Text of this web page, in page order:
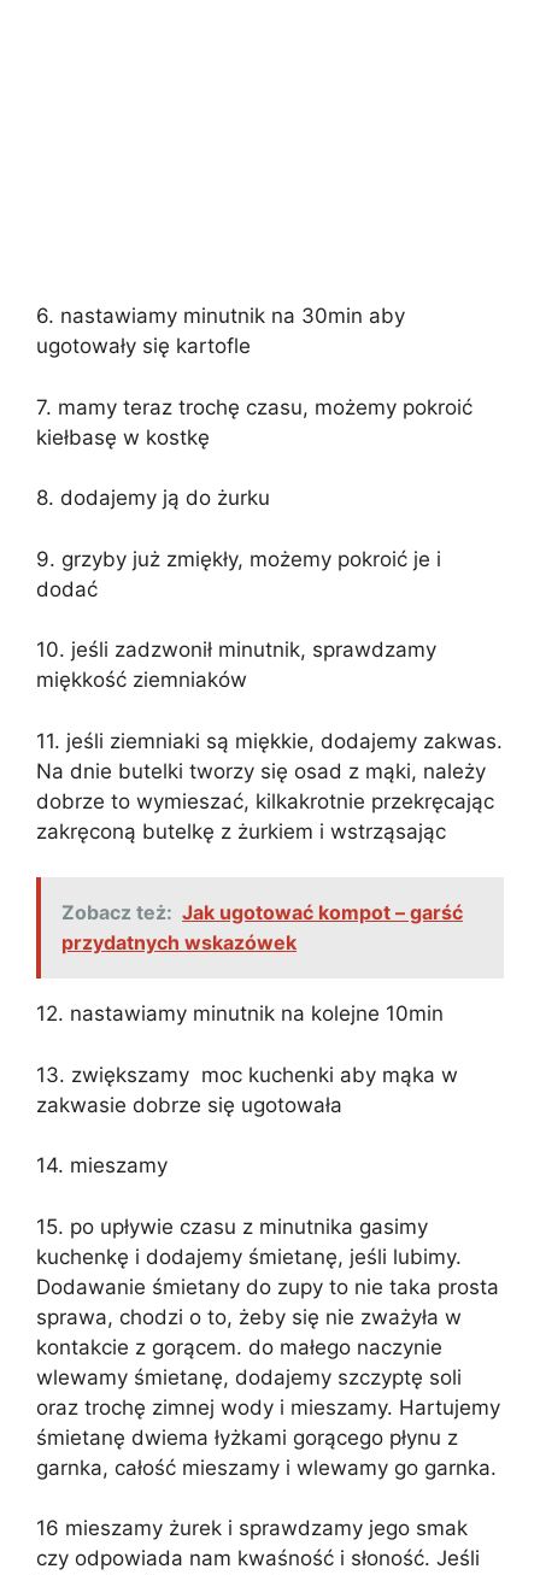
6. nastawiamy minutnik na 30min aby
ugotowały się kartofle
7. mamy teraz trochę czasu, możemy pokroić
kiełbasę w kostkę
8. dodajemy ją do żurku
9. grzyby już zmiękły, możemy pokroić je i
dodać
10. jeśli zadzwonił minutnik, sprawdzamy
miękkość ziemniaków
11. jeśli ziemniaki są miękkie, dodajemy zakwas.
Na dnie butelki tworzy się osad z mąki, należy
dobrze to wymieszać, kilkakrotnie przekręcając
zakręconą butelkę z żurkiem i wstrząsając
Zobacz też: Jak ugotować kompot – garść
przydatnych wskazówek
12. nastawiamy minutnik na kolejne 10min
13. zwiększamy moc kuchenki aby mąka w
zakwasie dobrze się ugotowała
14. mieszamy
15. po upływie czasu z minutnika gasimy
kuchenkę i dodajemy śmietanę, jeśli lubimy.
Dodawanie śmietany do zupy to nie taka prosta
sprawa, chodzi o to, żeby się nie zważyła w
kontakcie z gorącem. do małego naczynie
wlewamy śmietanę, dodajemy szczyptę soli
oraz trochę zimnej wody i mieszamy. Hartujemy
śmietanę dwiema łyżkami gorącego płynu z
garnka, całość mieszamy i wlewamy go garnka.
16 mieszamy żurek i sprawdzamy jego smak
czy odpowiada nam kwaśność i słoność. Jeśli